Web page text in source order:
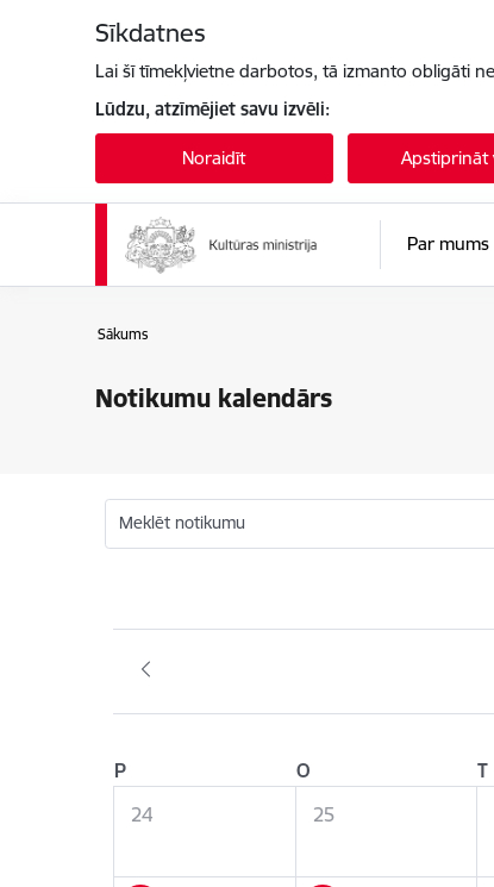
Sīkdatnes
Lai šī tīmekļvietne darbotos, tā izmanto obligāti
Lūdzu, atzīmējiet savu izvēli:
Noraidīt Apstiprināt
Par mums
Sākums
Notikumu kalendārs
Meklēt notikumu
P O T
24
25